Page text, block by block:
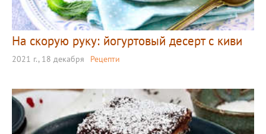
На скорую руку: йогуртовый десерт с киви
2021 г., 18 декабря Рецепти